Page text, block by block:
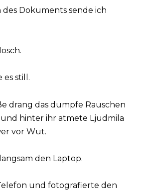
des Dokuments sende ich
es still.
drang das dumpfe Rauschen
hinter ihr atmete Ljudmila
vor Wut.
den Laptop.
und fotografierte den